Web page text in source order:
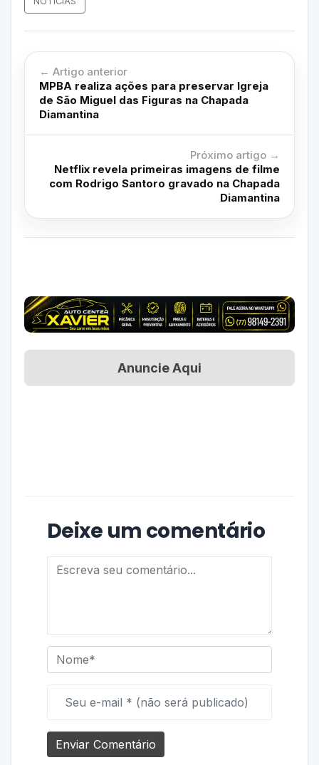
← Artigo anterior
MPBA realiza ações para preservar Igreja
de São Miguel das Figuras na Chapada
Diamantina
Próximo artigo →
Netflix revela primeiras imagens de filme
com Rodrigo Santoro gravado na Chapada
Diamantina
Anuncie Aqui
Deixe um comentário